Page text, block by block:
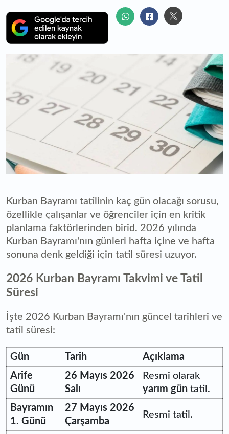
Kurban Bayramı tatilinin kaç gün olacağı sorusu,
özellikle çalışanlar ve öğrenciler için en kritik
planlama faktörlerinden birid. 2026 yılında
Kurban Bayramı'nın günleri hafta içine ve hafta
sonuna denk geldiği için tatil süresi uzuyor.
2026 Kurban Bayramı Takvimi ve Tatil
Süresi
İşte 2026 Kurban Bayramı'nın güncel tarihleri ve
tatil süresi:
Gün Tarih
Açıklama
Arife
Günü
26 Mayıs 2026
Salı
Resmi olarak
yarım gün tatil.
Bayramın
1. Günü
27 Mayıs 2026
Çarşamba
Resmi tatil.